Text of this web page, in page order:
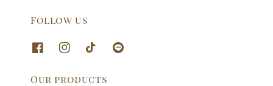
Follow us
Our products